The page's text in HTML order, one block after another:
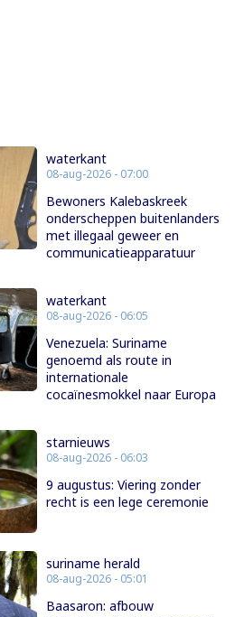
waterkant
08-aug-2026 - 07:00
Bewoners Kalebaskreek
onderscheppen buitenlanders
met illegaal geweer en
communicatieapparatuur
waterkant
08-aug-2026 - 06:05
Venezuela: Suriname
genoemd als route in
internationale
cocaïnesmokkel naar Europa
starnieuws
08-aug-2026 - 06:03
9 augustus: Viering zonder
recht is een lege ceremonie
suriname herald
08-aug-2026 - 05:01
Baasaron: afbouw